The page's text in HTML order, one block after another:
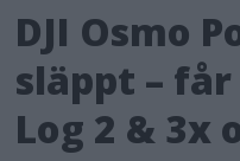
DJI Osmo
släppt –
Log 2 & 3x